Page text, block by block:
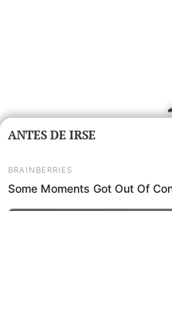
ANTES DE IRSE